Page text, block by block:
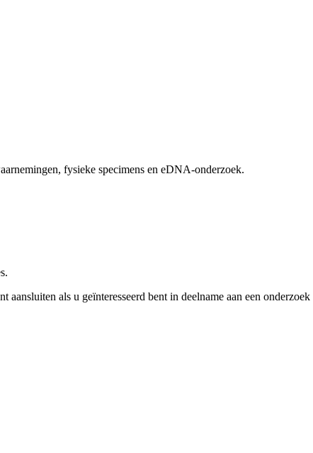
fysieke specimens en eDNA-onderzoek.
aansluiten als u geïnteresseerd bent in deelname aan een